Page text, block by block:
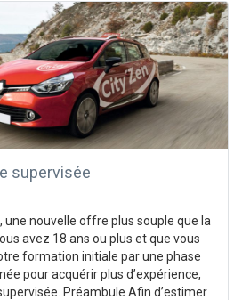
supervisée
une nouvelle offre plus souple que la
avez 18 ans ou plus et que vous
formation initiale par une phase
pour acquérir plus d’expérience,
Préambule Afin d’estimer